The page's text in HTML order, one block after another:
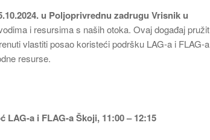
u Poljoprivrednu zadrugu Vrisnik u
i resursima s naših otoka. Ovaj događaj pružit
vlastiti posao koristeći podršku LAG-a i FLAG-a
resurse.
a i FLAG-a Škoji, 11:00 – 12:15